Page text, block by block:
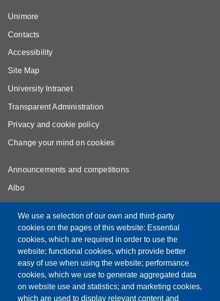
We use a selection of our own and third-party
cookies on the pages of this website: Essential
cookies, which are required in order to use the
website; functional cookies, which provide better
easy of use when using the website; performance
cookies, which we use to generate aggregated data
on website use and statistics; and marketing cookies,
which are used to display relevant content and
Unimore
Contacts
Accessibility
Site Map
University Intranet
Transparent Administration
Privacy and cookie policy
Change your mind on cookies
Announcements and competitions
Albo
Unimore Webmail
Unimore classrooms
How to find us
FAQ